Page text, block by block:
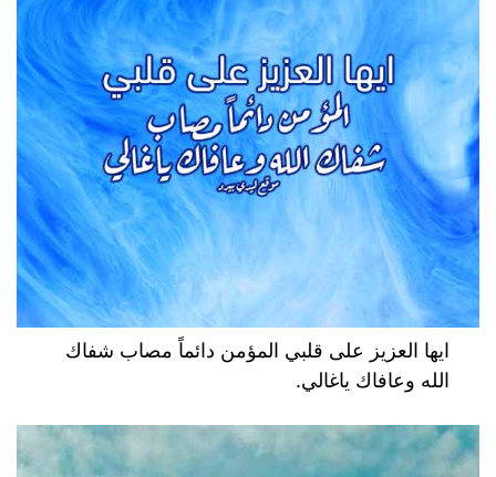
ايها العزيز على قلبي المؤمن دائماً مصاب شفاك
الله وعافاك ياغالي.